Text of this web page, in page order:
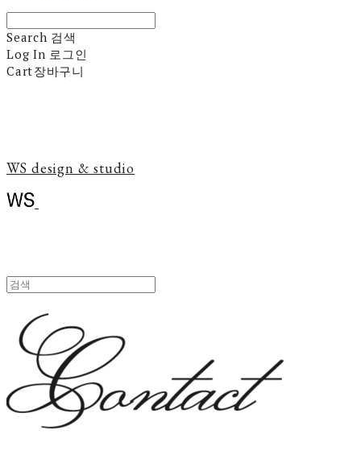
Search 검색
Log In 로그인
Cart장바구니
WS design & studio